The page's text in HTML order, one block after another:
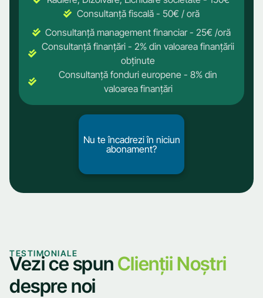
Consultanță fiscală - 50€ / oră
Consultanță management financiar - 25€ /oră
Consultanță finanțări - 2% din valoarea finanțării
obținute
Consultanță fonduri europene - 8% din
valoarea finanțări
Nu te încadrezi în niciun
abonament?
Nu te încadrezi în niciun
abonament?
TESTIMONIALE
Vezi ce spun Clienții Noștri
despre noi